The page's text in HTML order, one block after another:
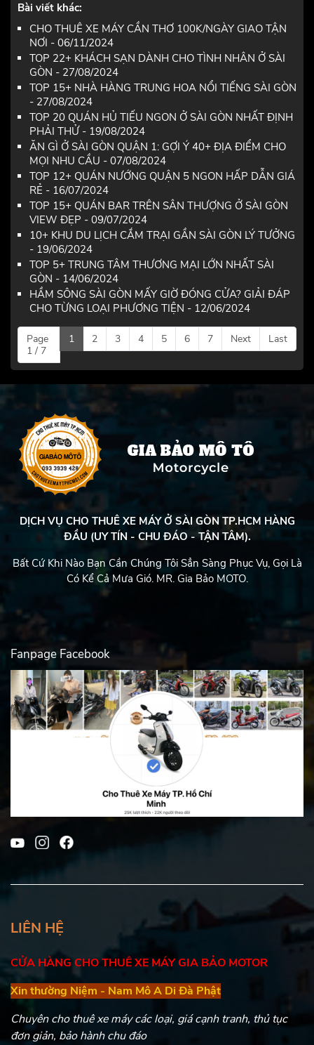
Bài viết khác:
CHO THUÊ XE MÁY CẦN THƠ 100K/NGÀY GIAO TẬN
NƠI - 06/11/2024
TOP 22+ KHÁCH SẠN DÀNH CHO TÌNH NHÂN Ở SÀI
GÒN - 27/08/2024
TOP 15+ NHÀ HÀNG TRUNG HOA NỔI TIẾNG SÀI GÒN
- 27/08/2024
TOP 20 QUÁN HỦ TIẾU NGON Ở SÀI GÒN NHẤT ĐỊNH
PHẢI THỬ - 19/08/2024
ĂN GÌ Ở SÀI GÒN QUẬN 1: GỢI Ý 40+ ĐỊA ĐIỂM CHO
MỌI NHU CẦU - 07/08/2024
TOP 12+ QUÁN NƯỚNG QUẬN 5 NGON HẤP DẪN GIÁ
RẺ - 16/07/2024
TOP 15+ QUÁN BAR TRÊN SÂN THƯỢNG Ở SÀI GÒN
VIEW ĐẸP - 09/07/2024
10+ KHU DU LỊCH CẮM TRẠI GẦN SÀI GÒN LÝ TƯỞNG
- 19/06/2024
TOP 5+ TRUNG TÂM THƯƠNG MẠI LỚN NHẤT SÀI
GÒN - 14/06/2024
HẦM SÔNG SÀI GÒN MẤY GIỜ ĐÓNG CỬA? GIẢI ĐÁP
CHO TỪNG LOẠI PHƯƠNG TIỆN - 12/06/2024
Page
1 / 7
1 2 3 4 5 6 7 Next Last
DỊCH VỤ CHO THUÊ XE MÁY Ở SÀI GÒN TP.HCM HÀNG
ĐẦU (UY TÍN - CHU ĐÁO - TẬN TÂM).
Bất Cứ Khi Nào Bạn Cần Chúng Tôi Sẳn Sàng Phục Vụ, Gọi Là
Có Kể Cả Mưa Gió. MR. Gia Bảo MOTO.
Fanpage Facebook
LIÊN HỆ
CỬA HÀNG CHO THUÊ XE MÁY GIA BẢO MOTOR
Xin thường Niệm - Nam Mô A Di Đà Phật
Chuyên cho thuê xe máy các loại, giá cạnh tranh, thủ tục
đơn giản, bảo hành chu đáo